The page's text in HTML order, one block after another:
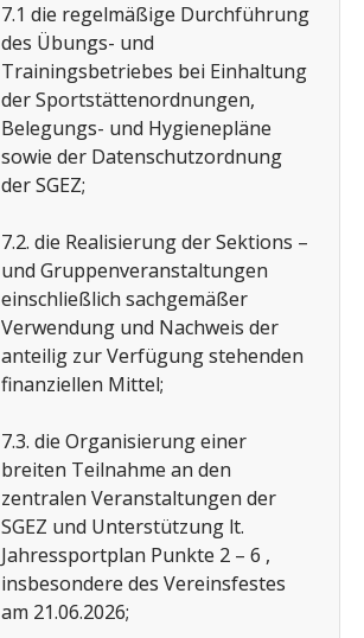
7.1 die regelmäßige Durchführung
des Übungs- und
Trainingsbetriebes bei Einhaltung
der Sportstättenordnungen,
Belegungs- und Hygienepläne
sowie der Datenschutzordnung
der SGEZ;
7.2. die Realisierung der Sektions –
und Gruppenveranstaltungen
einschließlich sachgemäßer
Verwendung und Nachweis der
anteilig zur Verfügung stehenden
finanziellen Mittel;
7.3. die Organisierung einer
breiten Teilnahme an den
zentralen Veranstaltungen der
SGEZ und Unterstützung lt.
Jahressportplan Punkte 2 – 6 ,
insbesondere des Vereinsfestes
am 21.06.2026;